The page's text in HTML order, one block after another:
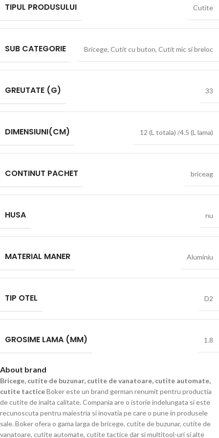
TIPUL PRODUSULUI Cutite
SUB CATEGORIE Bricege, Cutit cu buton, Cutit mic si breloc
GREUTATE (G) 33
DIMENSIUNI(CM) 12 (L totala) /4.5 (L lama)
CONTINUT PACHET briceag
HUSA nu
MATERIAL MANER Aluminiu
TIP OTEL D2
GROSIME LAMA (MM) 1.8
About brand
Bricege, cutite de buzunar, cutite de vanatoare, cutite automate,
cutite tacticeBoker este un brand german renumit pentru productia
de cutite de inalta calitate. Compania are o istorie indelungata si este
recunoscuta pentru maiestria si inovatia pe care o pune in produsele
sale. Boker ofera o gama larga de bricege, cutite de buzunar, cutite de
vanatoare, cutite automate, cutite tactice dar si multitool-uri si alte